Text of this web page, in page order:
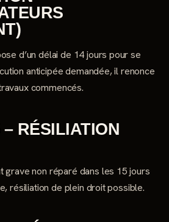
d’un délai de 14 jours pour se
anticipée demandée, il renonce
commencés.
RÉSILIATION
grave non réparé dans les 15 jours
résiliation de plein droit possible.